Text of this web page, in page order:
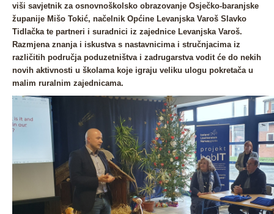
viši savjetnik za osnovnoškolsko obrazovanje Osječko-baranjske
županije Mišo Tokić, načelnik Općine Levanjska Varoš Slavko
Tidlačkate partneri i suradnici iz zajednice Levanjska Varoš.
Razmjena znanja i iskustva s nastavnicima i stručnjacima iz
različitih područja poduzetništva i zadrugarstva vodit će do nekih
novih aktivnosti u školama koje igraju veliku ulogu pokretača u
malim ruralnim zajednicama.